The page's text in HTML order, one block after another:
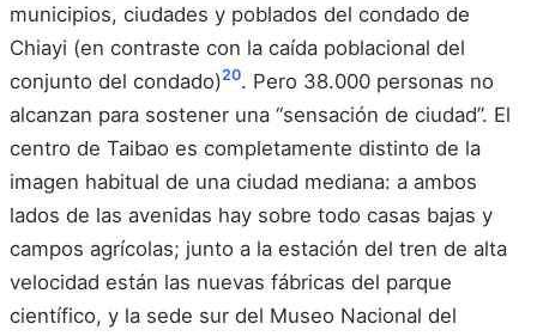
municipios, ciudades y poblados del condado de
Chiayi (en contraste con la caída poblacional del
conjunto del condado)20. Pero 38.000 personas no
alcanzan para sostener una “sensación de ciudad”. El
centro de Taibao es completamente distinto de la
imagen habitual de una ciudad mediana: a ambos
lados de las avenidas hay sobre todo casas bajas y
campos agrícolas; junto a la estación del tren de alta
velocidad están las nuevas fábricas del parque
científico, y la sede sur del Museo Nacional del